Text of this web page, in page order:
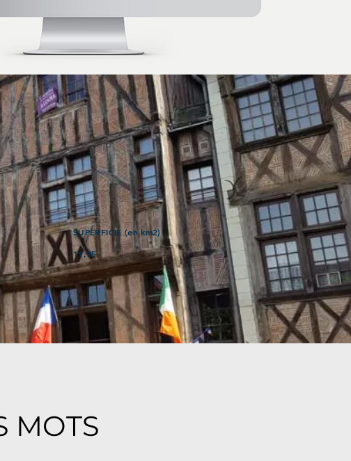
SUPERFICIE (en km2)
11,95
MOTS